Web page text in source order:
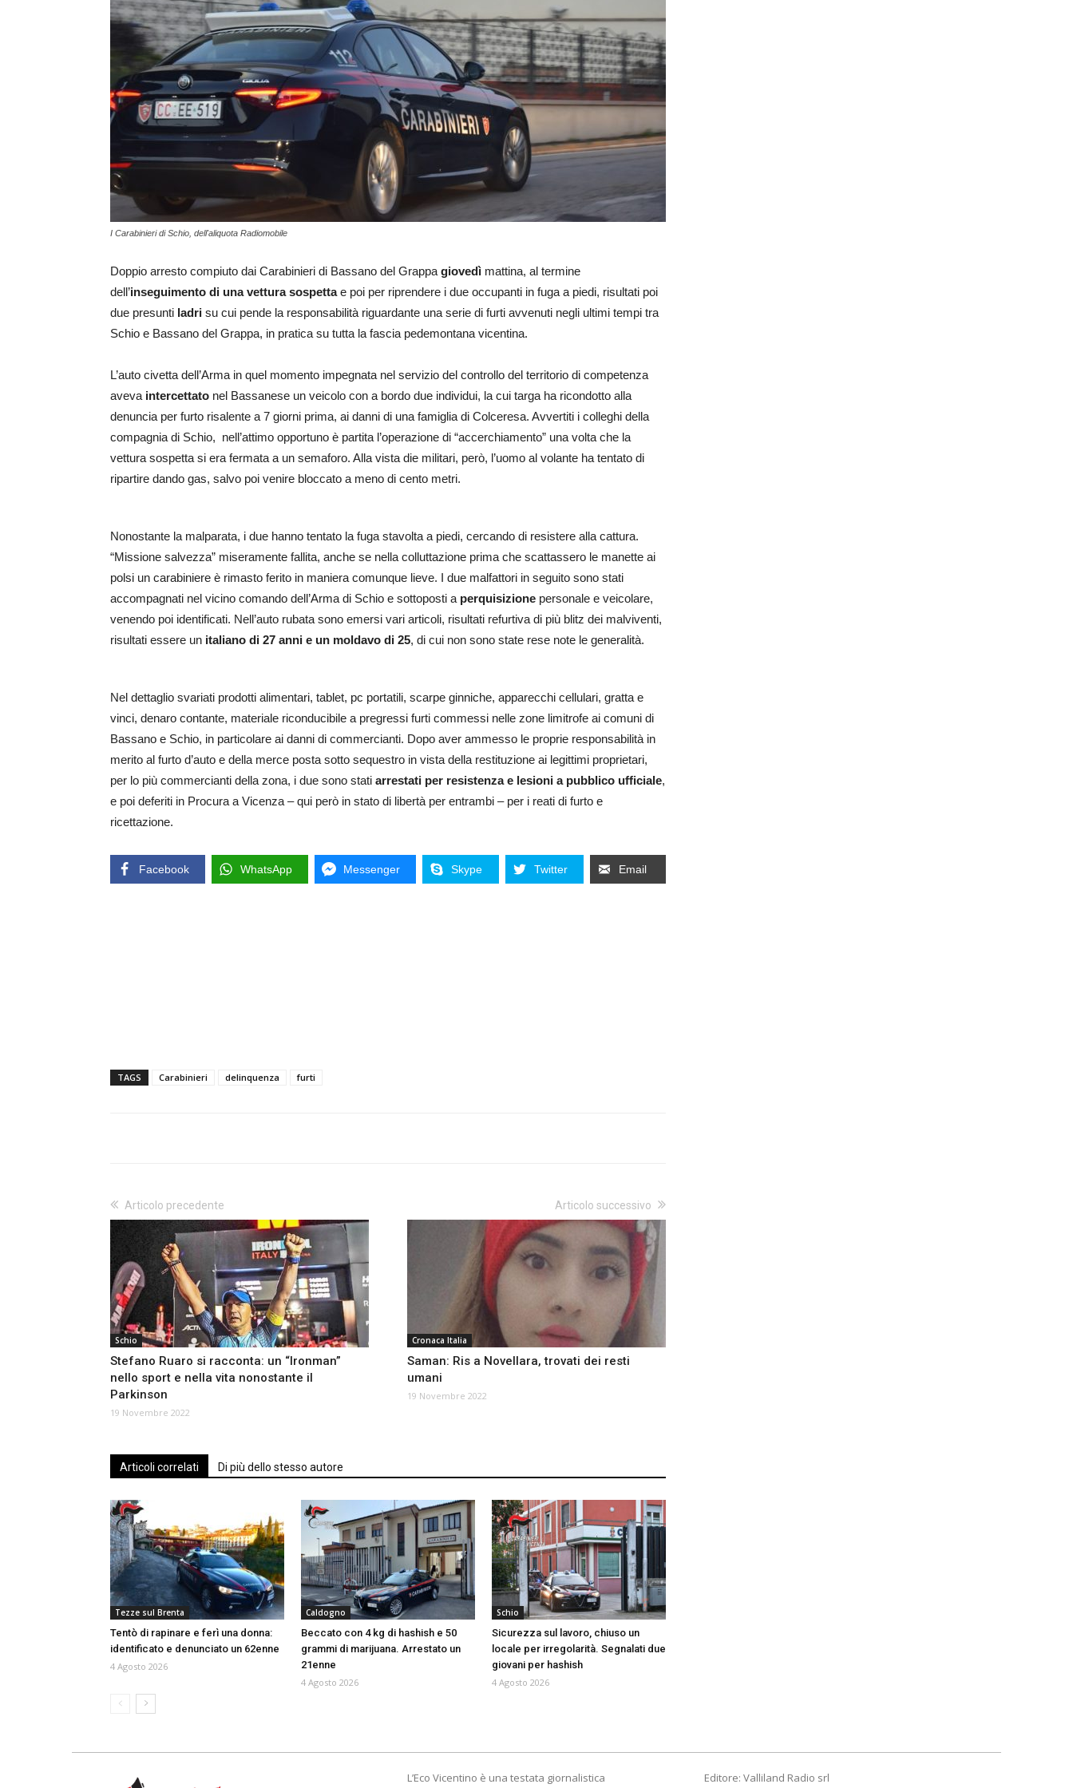
I Carabinieri di Schio, dell'aliquota Radiomobile
Doppio arresto compiuto dai Carabinieri di Bassano del Grappa giovedì mattina, al termine
dell’inseguimento di una vettura sospettae poi per riprendere i due occupanti in fuga a piedi, risultati poi
due presunti ladri su cui pende la responsabilità riguardante una serie di furti avvenuti negli ultimi tempi tra
Schio e Bassano del Grappa, in pratica su tutta la fascia pedemontana vicentina.
L’auto civetta dell’Arma in quel momento impegnata nel servizio del controllo del territorio di competenza
aveva intercettato nel Bassanese un veicolo con a bordo due individui, la cui targa ha ricondotto alla
denuncia per furto risalente a 7 giorni prima, ai danni di una famiglia di Colceresa. Avvertiti i colleghi della
compagnia di Schio, nell’attimo opportuno è partita l’operazione di “accerchiamento” una volta che la
vettura sospetta si era fermata a un semaforo. Alla vista die militari, però, l’uomo al volante ha tentato di
ripartire dando gas, salvo poi venire bloccato a meno di cento metri.
Nonostante la malparata, i due hanno tentato la fuga stavolta a piedi, cercando di resistere alla cattura.
“Missione salvezza” miseramente fallita, anche se nella colluttazione prima che scattassero le manette ai
polsi un carabiniere è rimasto ferito in maniera comunque lieve. I due malfattori in seguito sono stati
accompagnati nel vicino comando dell’Arma di Schio e sottoposti a perquisizione personale e veicolare,
venendo poi identificati. Nell’auto rubata sono emersi vari articoli, risultati refurtiva di più blitz dei malviventi,
risultati essere un italiano di 27 anni e un moldavo di 25, di cui non sono state rese note le generalità.
Nel dettaglio svariati prodotti alimentari, tablet, pc portatili, scarpe ginniche, apparecchi cellulari, gratta e
vinci, denaro contante, materiale riconducibile a pregressi furti commessi nelle zone limitrofe ai comuni di
Bassano e Schio, in particolare ai danni di commercianti. Dopo aver ammesso le proprie responsabilità in
merito al furto d’auto e della merce posta sotto sequestro in vista della restituzione ai legittimi proprietari,
per lo più commercianti della zona, i due sono stati arrestati per resistenza e lesioni a pubblico ufficiale,
e poi deferiti in Procura a Vicenza – qui però in stato di libertà per entrambi – per i reati di furto e
ricettazione.
Facebook WhatsApp Messenger Skype Twitter Email
TAGS Carabinieri delinquenza furti
Articolo precedente
Schio
Stefano Ruaro si racconta: un “Ironman”
nello sport e nella vita nonostante il
Parkinson
19 Novembre 2022
Articolo successivo
Cronaca Italia
Saman: Ris a Novellara, trovati dei resti
umani
19 Novembre 2022
Articoli correlati Di più dello stesso autore
Tezze sul Brenta
Tentò di rapinare e ferì una donna:
identificato e denunciato un 62enne
4 Agosto 2026
Caldogno
Beccato con 4 kg di hashish e 50
grammi di marijuana. Arrestato un
21enne
4 Agosto 2026
Schio
Sicurezza sul lavoro, chiuso un
locale per irregolarità. Segnalati due
giovani per hashish
4 Agosto 2026
L’Eco Vicentino è una testata giornalistica
Editore: Valliland Radio srl